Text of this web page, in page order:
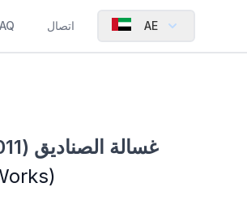
اتصال AE
Klotzki — غسالة الصناديق (2011)